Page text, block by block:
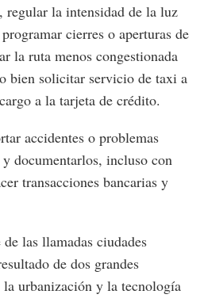
regular la intensidad de la luz
cierres o aperturas de
la ruta menos congestionada
bien solicitar servicio de taxi a
a la tarjeta de crédito.
accidentes o problemas
documentarlos, incluso con
transacciones bancarias y
las llamadas ciudades
de dos grandes
urbanización y la tecnología